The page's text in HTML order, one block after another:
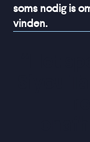
soms nodig is
vinden.